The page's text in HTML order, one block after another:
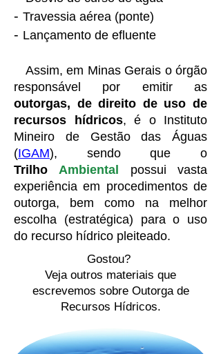
- Travessia aérea (ponte)
- Lançamento de efluente
Assim, em Minas Gerais o órgão
responsável por emitir as
outorgas, de direito de uso de
recursos hídricos, é o Instituto
Mineiro de Gestão das Águas
(IGAM), sendo que o
TrilhoAmbiental
possui vasta
experiência em procedimentos de
outorga, bem como na melhor
escolha (estratégica) para o uso
do recurso hídrico pleiteado.
Gostou?
Veja outros materiais que
escrevemos sobre Outorga de
Recursos Hídricos.